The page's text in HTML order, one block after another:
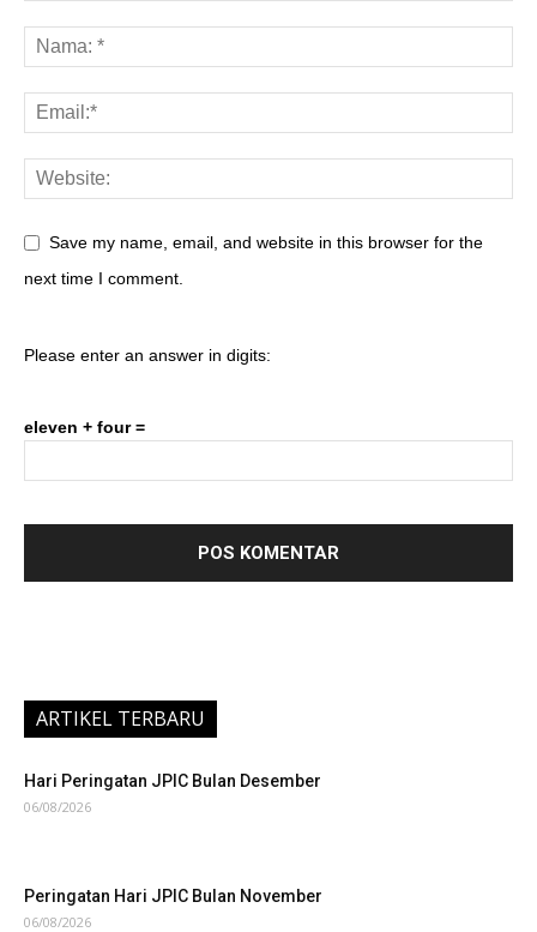
Save my name, email, and website in this browser for the
next time I comment.
Please enter an answer in digits:
eleven + four =
ARTIKEL TERBARU
Hari Peringatan JPIC Bulan Desember
06/08/2026
Peringatan Hari JPIC Bulan November
06/08/2026